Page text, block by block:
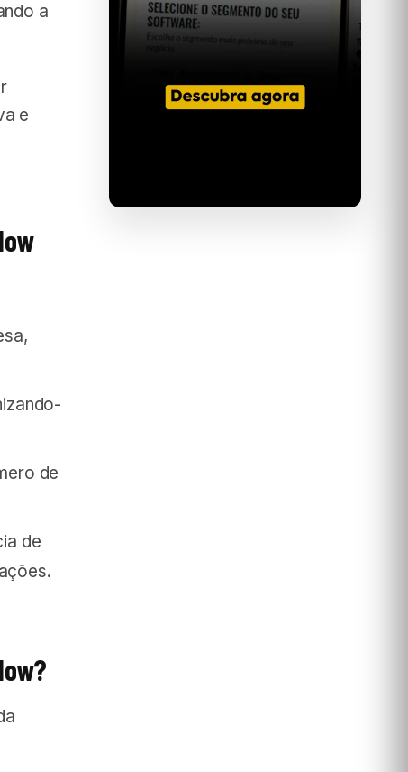
a
e
de
de